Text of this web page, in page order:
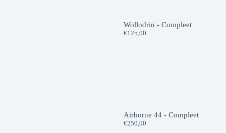
Wollodrin - Compleet
€125,00
Airborne 44 - Compleet
€250,00